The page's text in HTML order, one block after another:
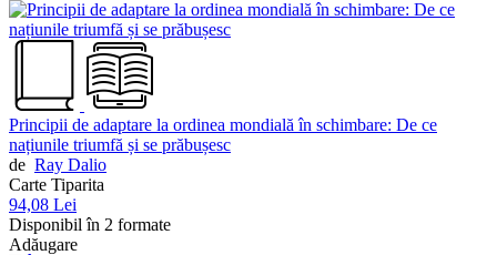
Principii de adaptare la ordinea mondială în schimbare: De ce
națiunile triumfă și se prăbușesc
de Ray Dalio
Carte Tiparita
94,08 Lei
Disponibil în 2 formate
Adăugare